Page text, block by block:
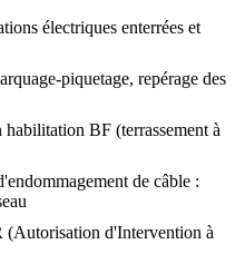
électriques enterrées et
piquetage, repérage des
habilitation BF (terrassement à
de câble :
d'Intervention à